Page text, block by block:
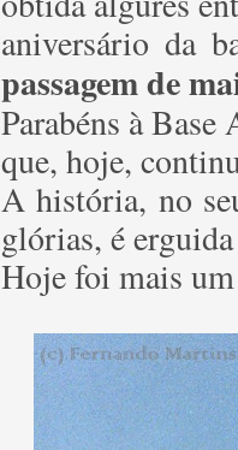
aniversário da
passagem de
Parabéns à Base
que, hoje,
A história, no
glórias, é
Hoje foi mais